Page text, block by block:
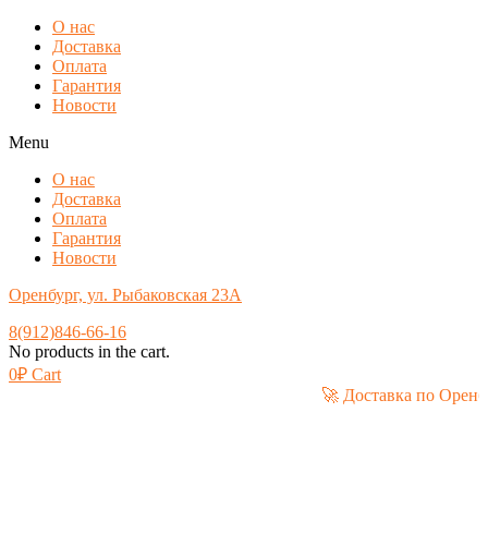
О нас
Доставка
Оплата
Гарантия
Новости
Menu
О нас
Доставка
Оплата
Гарантия
Новости
Оренбург, ул. Рыбаковская 23А
8(912)846-66-16
No products in the cart.
0₽ Cart
🚀 Доставка по